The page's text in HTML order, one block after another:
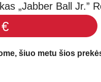
„Jabber Ball Jr.”
šiuo metu šios